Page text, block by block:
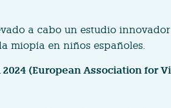
a cabo un estudio
miopía en niños españoles.
2024 (European Association for